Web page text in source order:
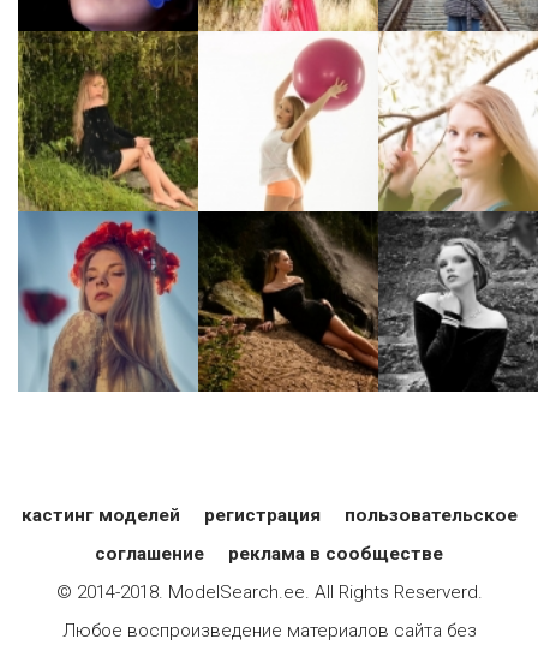
кастинг моделей регистрация
пользовательское
соглашение
реклама в сообществе
© 2014-2018. ModelSearch.ee. All Rights Reserverd.
Любое воспроизведение материалов сайта без